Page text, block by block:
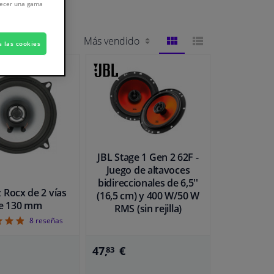
DE
BLOQUES
de 2 vías
130 mm
4.88
8 reseñas
JBL Stage 1 Gen 2 62F -
Juego de altavoces
bidireccionales de 6,5''
(16,5 cm) y 400 W/50 W
RMS (sin rejilla)
47,83 €
una gama
las cookies